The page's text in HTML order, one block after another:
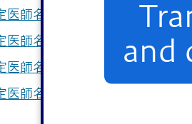
and
医師名簿（肢体不自由）（PDF
医師名簿（音声言語、小腸、
医師名簿（ぼうこう直腸、呼吸
医師名簿（心臓、肝臓、腎臓）